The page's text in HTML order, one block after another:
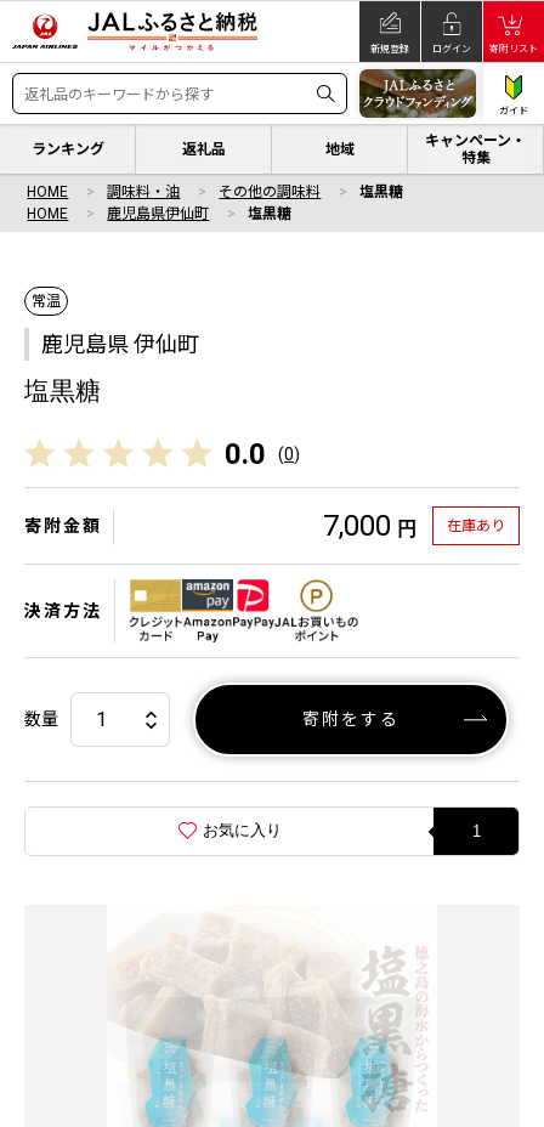
新規登録 ログイン 寄附リスト
ガイド
ランキング 返礼品 地域
キャンペーン・
特集
HOME 調味料・油 その他の調味料
塩黒糖
HOME
鹿児島県伊仙町 塩黒糖
常温
鹿児島県 伊仙町
塩黒糖
0.0 (0)
寄附金額 7,000 円 在庫あり
決済方法
数量 寄附をする
お気に入り 1